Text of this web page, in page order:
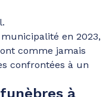
en 2023,
comme jamais
confrontées à un
à